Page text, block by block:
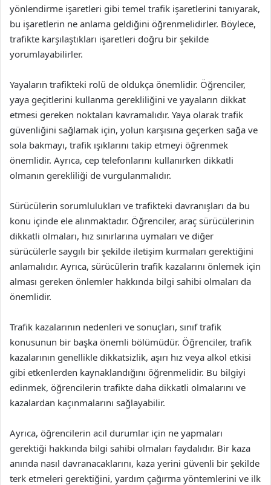
yönlendirme işaretleri gibi temel trafik işaretlerini tanıyarak,
bu işaretlerin ne anlama geldiğini öğrenmelidirler. Böylece,
trafikte karşılaştıkları işaretleri doğru bir şekilde
yorumlayabilirler.
Yayaların trafikteki rolü de oldukça önemlidir. Öğrenciler,
yaya geçitlerini kullanma gerekliliğini ve yayaların dikkat
etmesi gereken noktaları kavramalıdır. Yaya olarak trafik
güvenliğini sağlamak için, yolun karşısına geçerken sağa ve
sola bakmayı, trafik ışıklarını takip etmeyi öğrenmek
önemlidir. Ayrıca, cep telefonlarını kullanırken dikkatli
olmanın gerekliliği de vurgulanmalıdır.
Sürücülerin sorumlulukları ve trafikteki davranışları da bu
konu içinde ele alınmaktadır. Öğrenciler, araç sürücülerinin
dikkatli olmaları, hız sınırlarına uymaları ve diğer
sürücülerle saygılı bir şekilde iletişim kurmaları gerektiğini
anlamalıdır. Ayrıca, sürücülerin trafik kazalarını önlemek için
alması gereken önlemler hakkında bilgi sahibi olmaları da
önemlidir.
Trafik kazalarının nedenleri ve sonuçları, sınıf trafik
konusunun bir başka önemli bölümüdür. Öğrenciler, trafik
kazalarının genellikle dikkatsizlik, aşırı hız veya alkol etkisi
gibi etkenlerden kaynaklandığını öğrenmelidir. Bu bilgiyi
edinmek, öğrencilerin trafikte daha dikkatli olmalarını ve
kazalardan kaçınmalarını sağlayabilir.
Ayrıca, öğrencilerin acil durumlar için ne yapmaları
gerektiği hakkında bilgi sahibi olmaları faydalıdır. Bir kaza
anında nasıl davranacaklarını, kaza yerini güvenli bir şekilde
terk etmeleri gerektiğini, yardım çağırma yöntemlerini ve ilk